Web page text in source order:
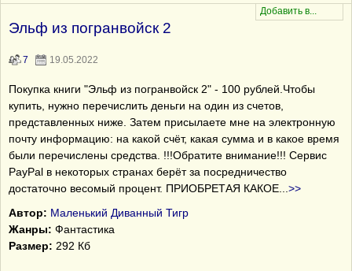
Эльф из погранвойск 2
7 19.05.2022
Покупка книги "Эльф из погранвойск 2" - 100 рублей.Чтобы
купить, нужно перечислить деньги на один из счетов,
представленных ниже. Затем присылаете мне на электронную
почту информацию: на какой счёт, какая сумма и в какое время
были перечислены средства. !!!Обратите внимание!!! Сервис
PayPal в некоторых странах берёт за посредничество
достаточно весомый процент. ПРИОБРЕТАЯ КАКОЕ
>>
Автор: Маленький Диванный Тигр
Жанры: Фантастика
Размер: 292 Кб